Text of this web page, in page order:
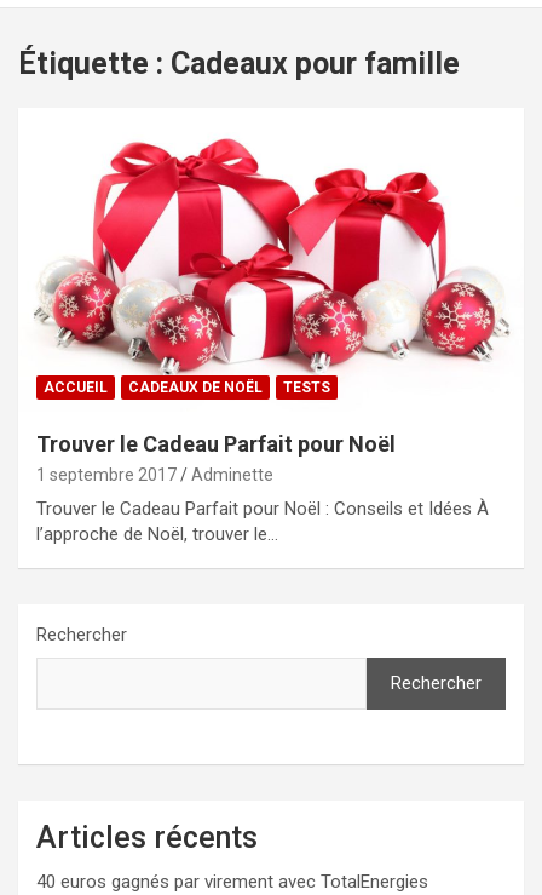
Étiquette : Cadeaux pour famille
ACCUEIL CADEAUX DE NOËL TESTS
Trouver le Cadeau Parfait pour Noël
1 septembre 2017 Adminette
Trouver le Cadeau Parfait pour Noël : Conseils et Idées À
l’approche de Noël, trouver le…
Rechercher
Rechercher
Articles récents
40 euros gagnés par virement avec TotalEnergies